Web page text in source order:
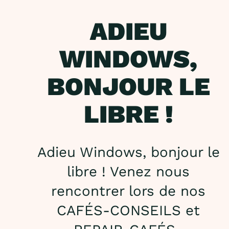
ADIEU
WINDOWS,
BONJOUR LE
LIBRE !
Adieu Windows, bonjour le
libre ! Venez nous
rencontrer lors de nos
CAFÉS-CONSEILS et